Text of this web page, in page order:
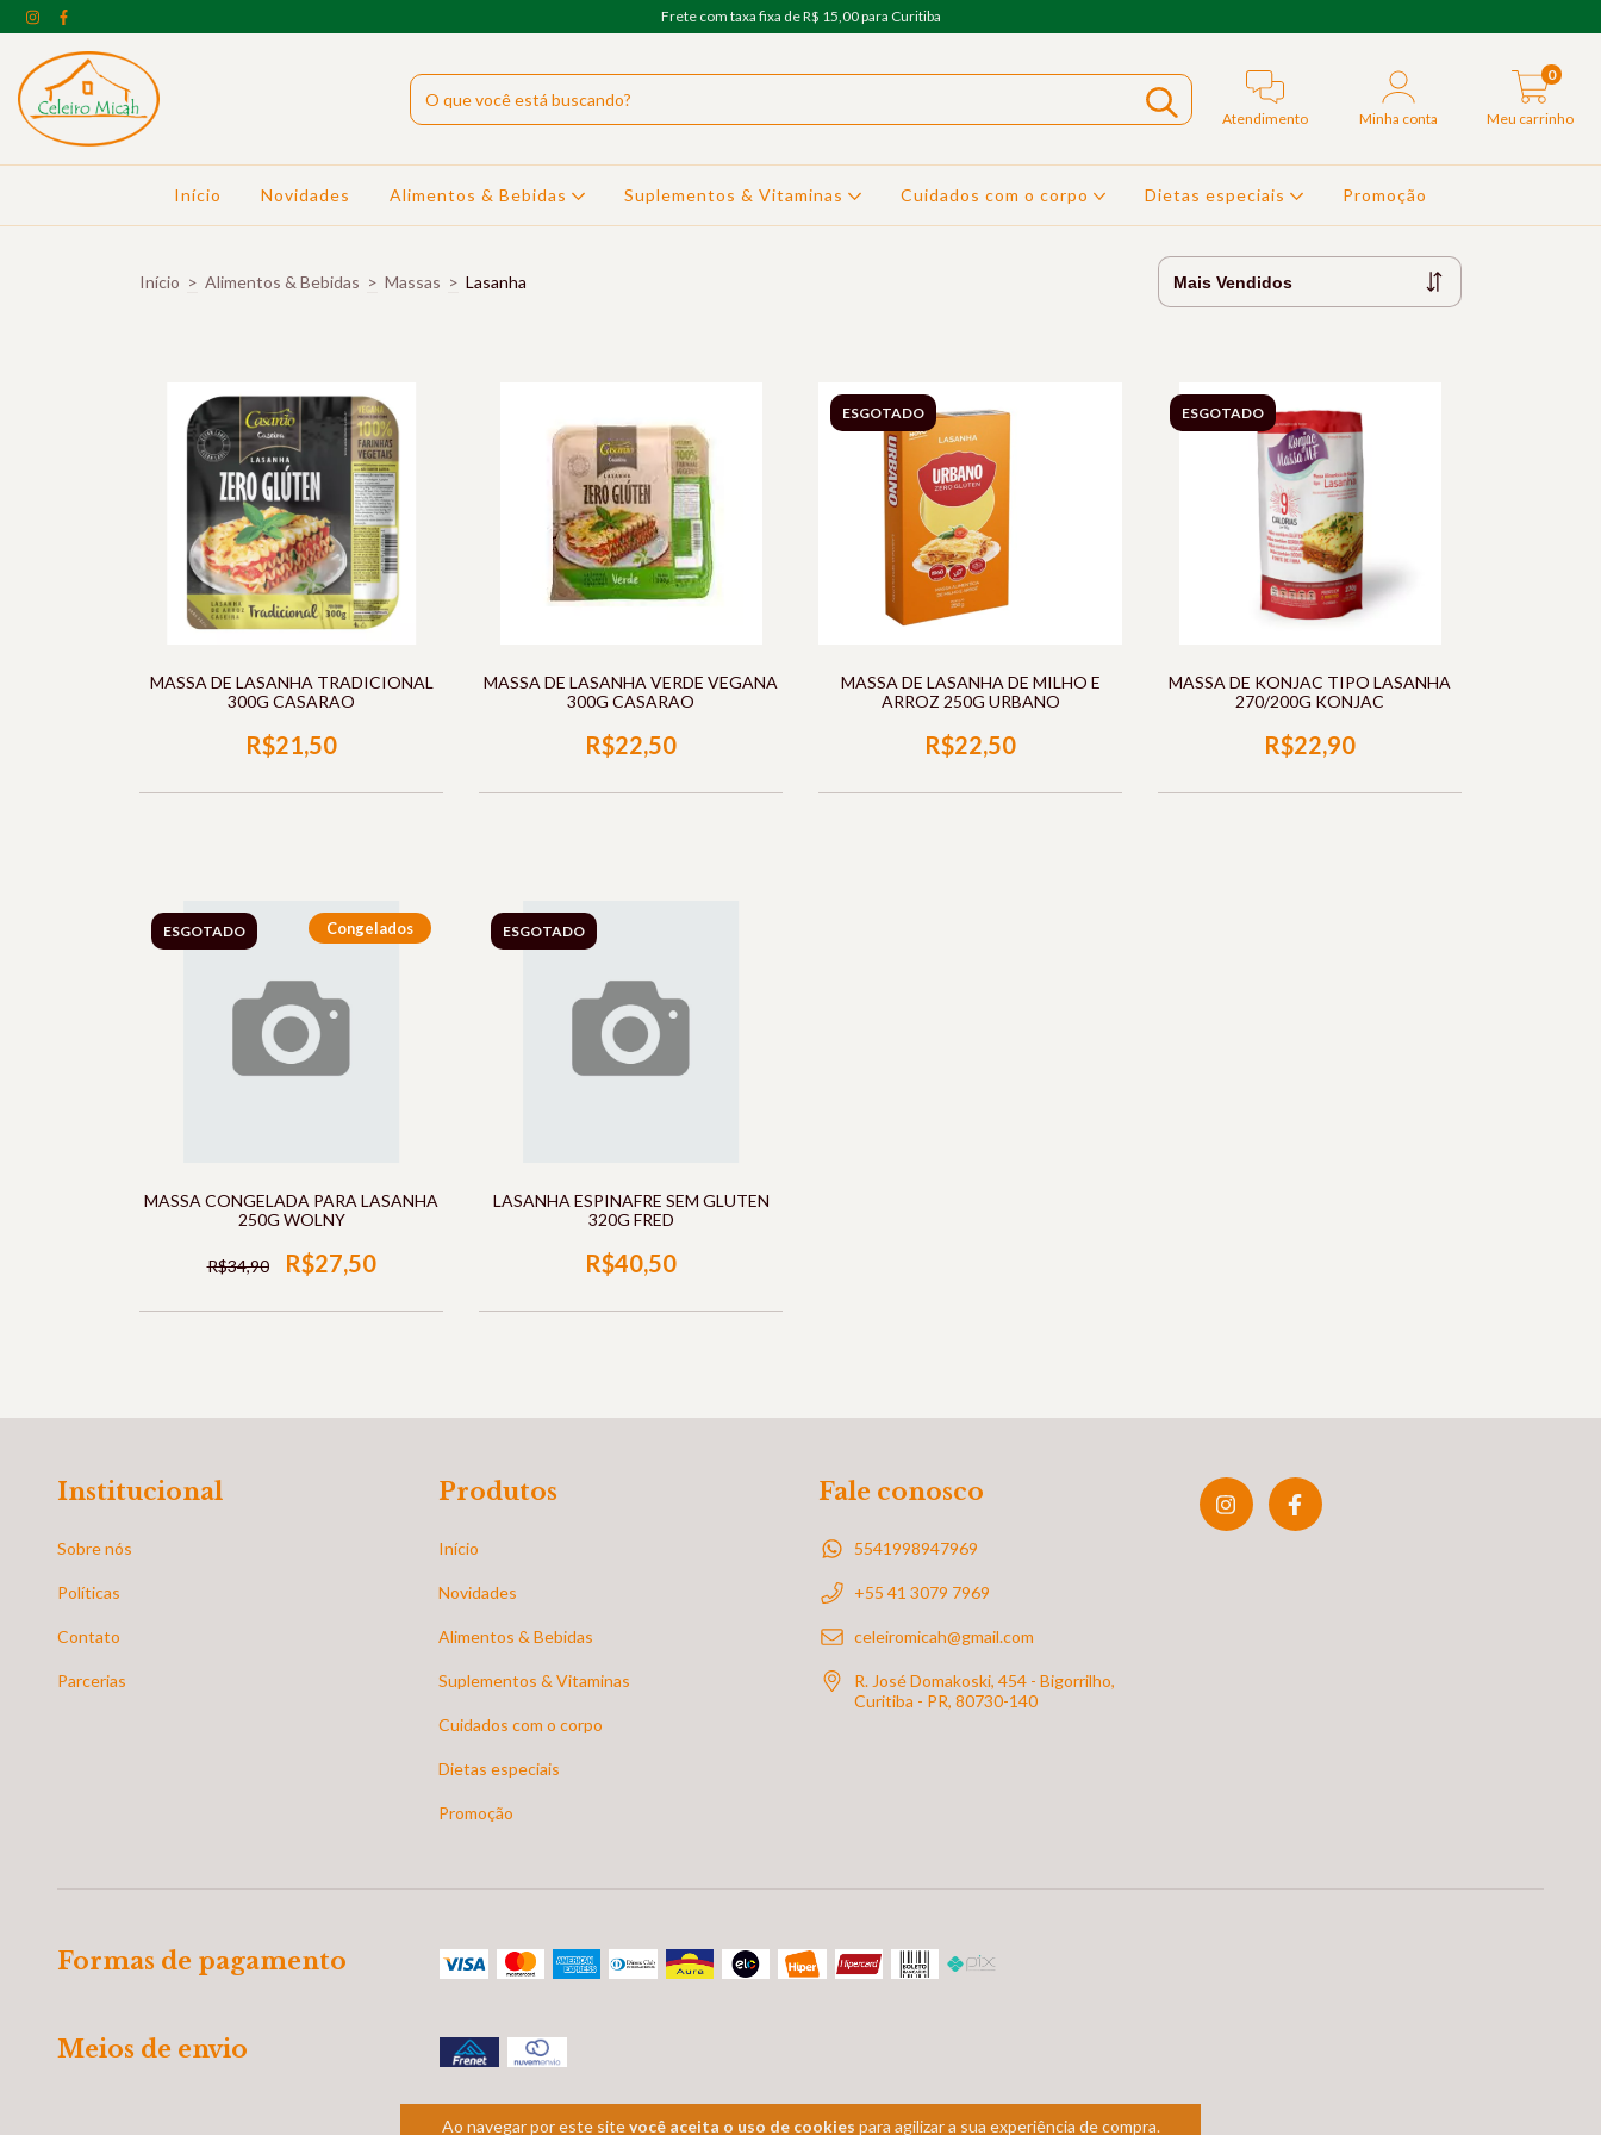
Frete com taxa fixa de R$ 15,00 para Curitiba
Atendimento Minha conta Meu carrinho
0
Início Novidades Alimentos & Bebidas Suplementos & Vitaminas Cuidados com o corpo Dietas especiais Promoção
Ao navegar por este sitevocê aceita o uso de cookies para agilizar a sua experiência de compra.
Início > Alimentos & Bebidas > Massas > Lasanha
MASSA DE LASANHA TRADICIONAL
300G CASARAO
R$21,50
MASSA DE LASANHA VERDE VEGANA
300G CASARAO
R$22,50
ESGOTADO
MASSA DE LASANHA DE MILHO E
ARROZ 250G URBANO
R$22,50
ESGOTADO
MASSA DE KONJAC TIPO LASANHA
270/200G KONJAC
R$22,90
Congelados
ESGOTADO
MASSA CONGELADA PARA LASANHA
250G WOLNY
R$34,90 R$27,50
ESGOTADO
LASANHA ESPINAFRE SEM GLUTEN
320G FRED
R$40,50
Institucional
Sobre nós
Políticas
Contato
Parcerias
Produtos
Início
Novidades
Alimentos & Bebidas
Suplementos & Vitaminas
Cuidados com o corpo
Dietas especiais
Promoção
Fale conosco
5541998947969
+55 41 3079 7969
celeiromicah@gmail.com
R. José Domakoski, 454 - Bigorrilho,
Curitiba - PR, 80730-140
Formas de pagamento
Meios de envio